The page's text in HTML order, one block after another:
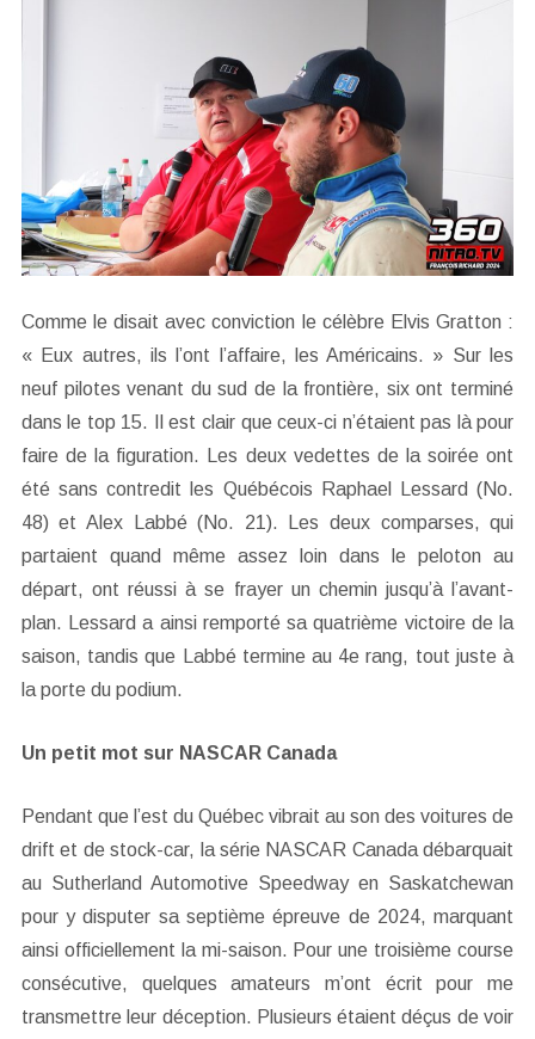
Comme le disait avec conviction le célèbre Elvis Gratton :
« Eux autres, ils l’ont l’affaire, les Américains. » Sur les
neuf pilotes venant du sud de la frontière, six ont terminé
dans le top 15. Il est clair que ceux-ci n’étaient pas là pour
faire de la figuration. Les deux vedettes de la soirée ont
été sans contredit les Québécois Raphael Lessard (No.
48) et Alex Labbé (No. 21). Les deux comparses, qui
partaient quand même assez loin dans le peloton au
départ, ont réussi à se frayer un chemin jusqu’à l’avant-
plan. Lessard a ainsi remporté sa quatrième victoire de la
saison, tandis que Labbé termine au 4e rang, tout juste à
la porte du podium.
Un petit mot sur NASCAR Canada
Pendant que l’est du Québec vibrait au son des voitures de
drift et de stock-car, la série NASCAR Canada débarquait
au Sutherland Automotive Speedway en Saskatchewan
pour y disputer sa septième épreuve de 2024, marquant
ainsi officiellement la mi-saison. Pour une troisième course
consécutive, quelques amateurs m’ont écrit pour me
transmettre leur déception. Plusieurs étaient déçus de voir